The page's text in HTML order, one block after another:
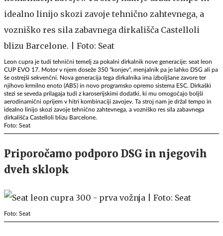
Leon cupra je tudi tehnični temelj za pokalni dirkalnik nove generacije: seat leon
CUP EVO 17. Motor v njem doseže 350 "konjev", menjalnik pa je lahko DSG ali pa
še ostrejši sekvenčni. Nova generacija tega dirkalnika ima izboljšane zavore ter
njihovo krmilno enoto (ABS) in novo programsko opremo sistema ESC. Dirkaški
stezi se seveda prilagaja tudi z karoserijskimi dodatki, ki mu omogočajo boljši
aerodinamični oprijem v hitri kombinaciji zavojev. Ta stroj nam je držal tempo in
idealno linijo skozi zavoje tehnično zahtevnega, a vozniško res sila zabavnega
dirkališča Castelloli blizu Barcelone.
Foto: Seat
Priporočamo podporo DSG in njegovih
dveh sklopk
Foto: Seat